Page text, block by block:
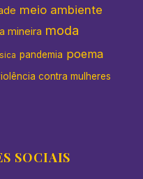
meio ambiente
mineira moda
pandemia poema
contra mulheres
SOCIAIS